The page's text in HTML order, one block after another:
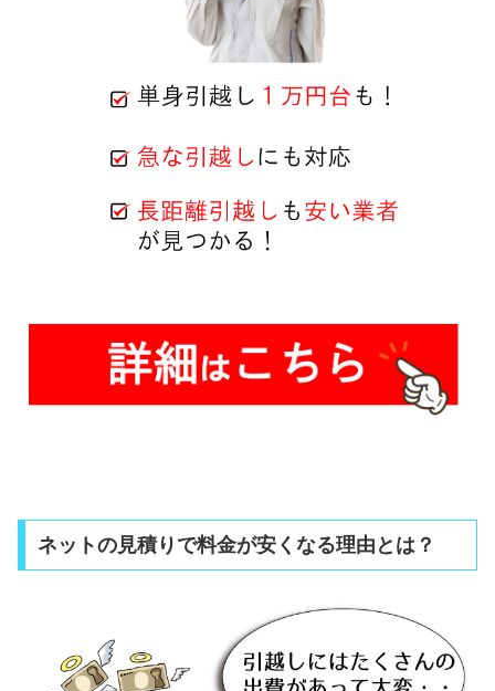
ネットの見積りで料金が安くなる理由とは？